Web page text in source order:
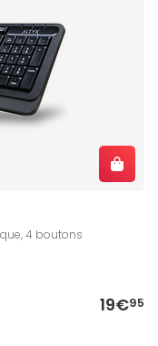
4 boutons
19€95